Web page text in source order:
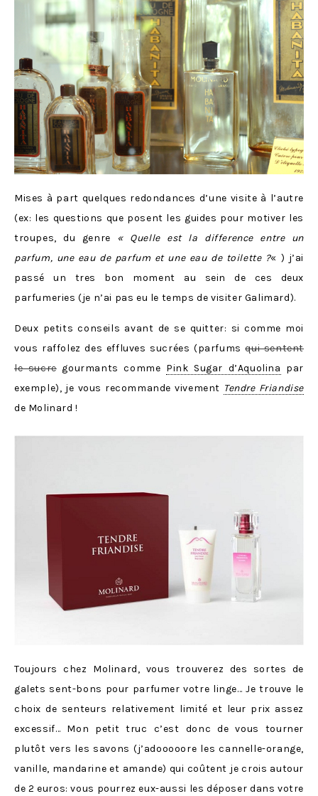
Mises à part quelques redondances d’une visite à l’autre
(ex: les questions que posent les guides pour motiver les
troupes, du genre « Quelle est la difference entre un
parfum, une eau de parfum et une eau de toilette ?« ) j’ai
passé un tres bon moment au sein de ces deux
parfumeries (je n’ai pas eu le temps de visiter Galimard).
Deux petits conseils avant de se quitter: si comme moi
vous raffolez des effluves sucrées (parfumsqui sentent
le sucregourmants comme Pink Sugar d’Aquolina par
exemple), je vous recommande vivement Tendre Friandise
de Molinard !
Toujours chez Molinard, vous trouverez des sortes de
galets sent-bons pour parfumer votre linge… Je trouve le
choix de senteurs relativement limité et leur prix assez
excessif… Mon petit truc c’est donc de vous tourner
plutôt vers les savons (j’adooooore les cannelle-orange,
vanille, mandarine et amande) qui coûtent je crois autour
de 2 euros: vous pourrez eux-aussi les déposer dans votre